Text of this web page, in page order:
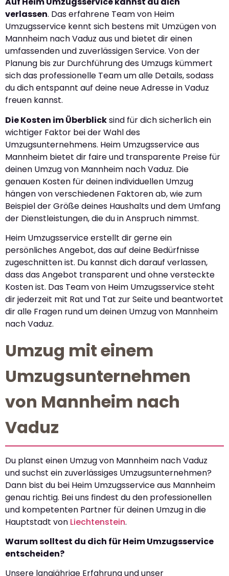
verlassen. Das erfahrene Team von Heim
Umzugsservice kennt sich bestens mit Umzügen von
Mannheim nach Vaduz aus und bietet dir einen
umfassenden und zuverlässigen Service. Von der
Planung bis zur Durchführung des Umzugs kümmert
sich das professionelle Team um alle Details, sodass
du dich entspannt auf deine neue Adresse in Vaduz
freuen kannst.
Die Kosten im Überblicksind für dich sicherlich ein
wichtiger Faktor bei der Wahl des
Umzugsunternehmens. Heim Umzugsservice aus
Mannheim bietet dir faire und transparente Preise für
deinen Umzug von Mannheim nach Vaduz. Die
genauen Kosten für deinen individuellen Umzug
hängen von verschiedenen Faktoren ab, wie zum
Beispiel der Größe deines Haushalts und dem Umfang
der Dienstleistungen, die du in Anspruch nimmst.
Heim Umzugsservice erstellt dir gerne ein
persönliches Angebot, das auf deine Bedürfnisse
zugeschnitten ist. Du kannst dich darauf verlassen,
dass das Angebot transparent und ohne versteckte
Kosten ist. Das Team von Heim Umzugsservice steht
dir jederzeit mit Rat und Tat zur Seite und beantwortet
dir alle Fragen rund um deinen Umzug von Mannheim
nach Vaduz.
Umzug mit einem
Umzugsunternehmen
von Mannheim nach
Vaduz
Du planst einen Umzug von Mannheim nach Vaduz
und suchst ein zuverlässiges Umzugsunternehmen?
Dann bist du bei Heim Umzugsservice aus Mannheim
genau richtig. Bei uns findest du den professionellen
und kompetenten Partner für deinen Umzug in die
Hauptstadt von Liechtenstein.
Warum solltest du dich für Heim Umzugsservice
entscheiden?
Unsere langjährige Erfahrung und unser